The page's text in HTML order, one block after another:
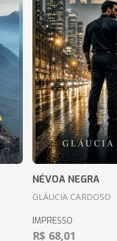
NÉVOA NEGRA
GLÁUCIA CARDOSO
IMPRESSO
R$ 68,01